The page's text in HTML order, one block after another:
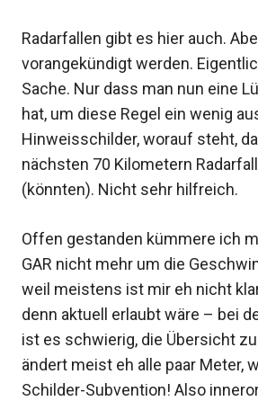
Radarfallen gibt es hier auch.
vorangekündigt werden.
Sache. Nur dass man nun eine
hat, um diese Regel ein wenig
Hinweisschilder, worauf steht,
nächsten 70 Kilometern
(könnten). Nicht sehr hilfreich.
Offen gestanden kümmere ich
GAR nicht mehr um die
weil meistens ist mir eh nicht
denn aktuell erlaubt wäre – bei
ist es schwierig, die Übersicht
ändert meist eh alle paar Meter,
Schilder-Subvention! Also